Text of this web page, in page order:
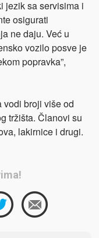
jezik sa servisima i
osigurati
ne daju. Već u
vozilo posve je
popravka”,
vodi broji više od
tržišta. Članovi su
lakirnice i drugi.